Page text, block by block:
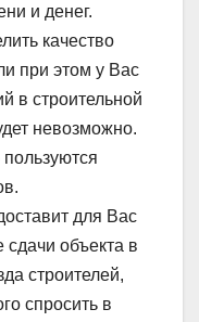
и денег.
качество
при этом у Вас
в строительной
невозможно.
для Вас
сдачи объекта в
строителей,
спросить в